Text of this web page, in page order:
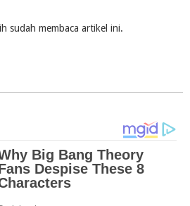
sudah membaca artikel ini.